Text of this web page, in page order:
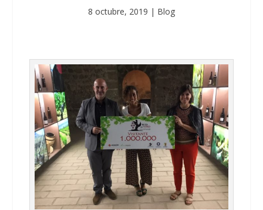
8 octubre, 2019 | Blog